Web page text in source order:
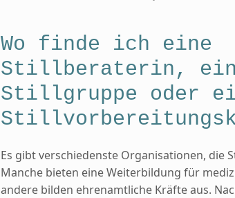
Wo finde ich eine
Stillberaterin,
Stillgruppe oder
Es gibt verschiedenste Organisationen, die
Manche bieten eine Weiterbildung für
andere bilden ehrenamtliche Kräfte aus.